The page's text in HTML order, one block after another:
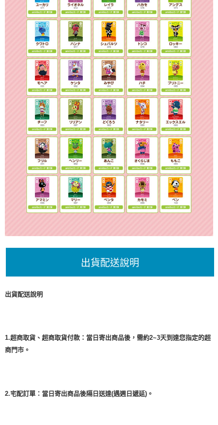
出貨配送說明
出貨配送說明
1.超商取貨、超商取貨付款：當日寄出商品後，需約2~3天到達您指定的超
商門市。
2.宅配訂單：當日寄出商品後隔日送達(遇週日遞延)。